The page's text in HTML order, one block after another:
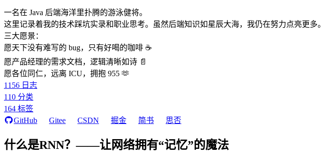
一名在 Java 后端海洋里扑腾的游泳健将。
这里记录着我的技术踩坑实录和职业思考。虽然后端知识如星辰大海，我仍在努力点亮更多。
三大愿景：
愿天下没有难写的 bug，只有好喝的咖啡 ☕️
愿产品经理的需求文档，逻辑清晰如诗 📄
愿各位同仁，远离 ICU，拥抱 955 🫶
1156 日志
110 分类
164 标签
GitHub
Gitee CSDN 掘金 简书 思否
什么是RNN？——让网络拥有“记忆”的魔法